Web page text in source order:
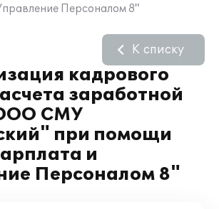
Персоналом 8"
кадрового
заработной
СМУ
при помощи
и
Персоналом 8"
К списку